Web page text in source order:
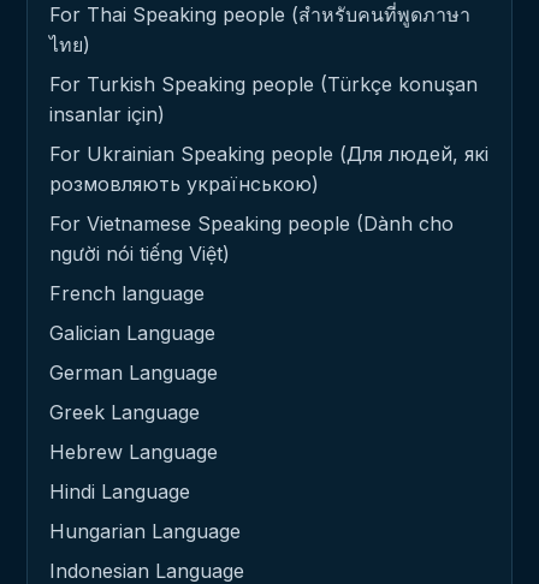
For Thai Speaking people (สำหรับคนที่พูดภาษา
ไทย)
For Turkish Speaking people (Türkçe konuşan
insanlar için)
For Ukrainian Speaking people (Для людей, які
розмовляють українською)
For Vietnamese Speaking people (Dành cho
người nói tiếng Việt)
French language
Galician Language
German Language
Greek Language
Hebrew Language
Hindi Language
Hungarian Language
Indonesian Language